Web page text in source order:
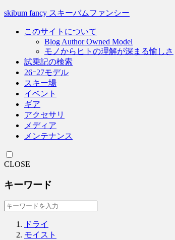
skibum fancy スキーバムファンシー
このサイトについて
Blog Author Owned Model
モノからヒトの理解が深まる愉しさ
試乗記の検索
26ｰ27モデル
スキー場
イベント
ギア
アクセサリ
メディア
メンテナンス
CLOSE
キーワード
ドライ
モイスト